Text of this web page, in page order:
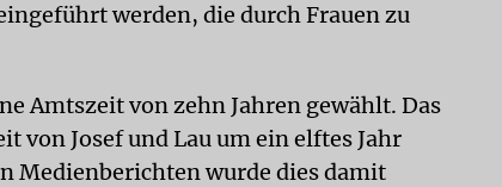
werden, die durch Frauen zu
Amtszeit von zehn Jahren gewählt. Das
von Josef und Lau um ein elftes Jahr
Medienberichten wurde dies damit